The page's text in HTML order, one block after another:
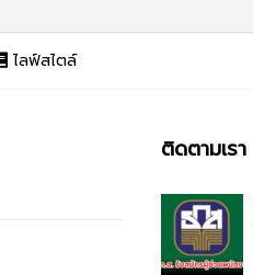
ไลฟ์สไตล์
ติดตามเรา